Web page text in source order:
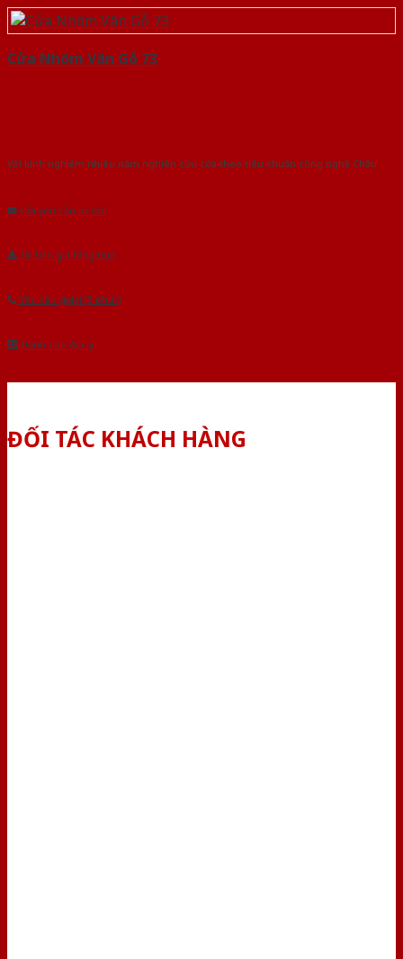
Cửa Nhôm Vân Gỗ 73
Với kinh nghiệm nhiêu năm nghiên cứu cửa theo tiêu chuẩn công nghệ Châu
Gửi yêu cầu tư vấn
Tải báo giá tổng hợp
Yêu cầu gọi lại (3 phút)
Dành cho đại lý
ĐỐI TÁC KHÁCH HÀNG